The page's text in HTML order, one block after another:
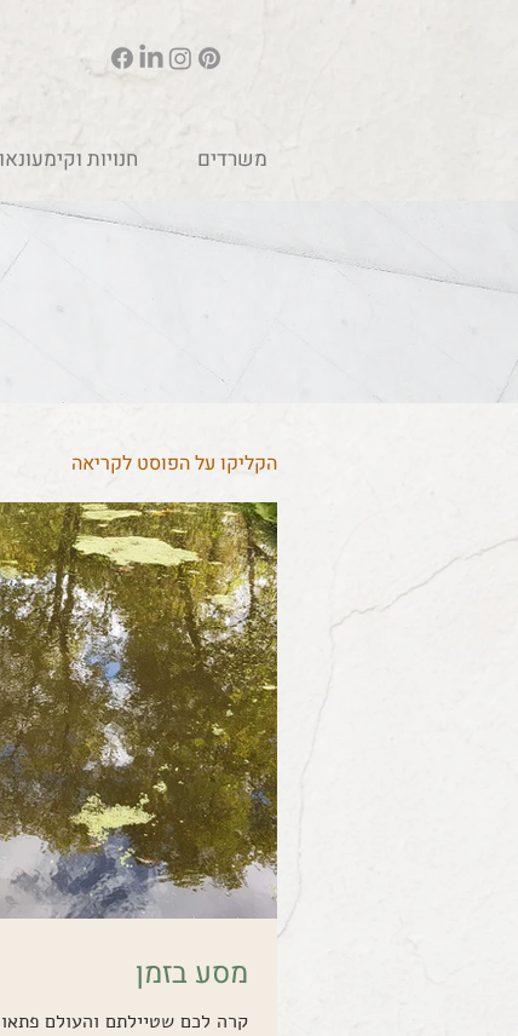
משרדים חנויות
הקליקו על הפוסט לקריאה
מסע בזמן
קרה לכם שטיילתם והעולם